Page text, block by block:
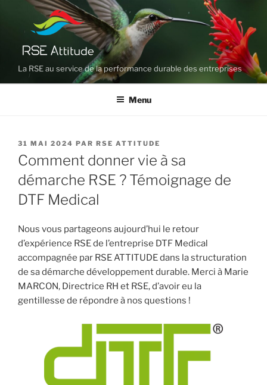
contenu
principal
La RSE au service de la performance durable des entreprises
Menu
PUBLIÉ
LE
31 MAI 2024 PAR RSE ATTITUDE
Comment donner vie à sa
démarche RSE ? Témoignage de
DTF Medical
Nous vous partageons aujourd’hui le retour
d’expérience RSE de l’entreprise DTF Medical
accompagnée par RSE ATTITUDE dans la structuration
de sa démarche développement durable. Merci à Marie
MARCON, Directrice RH et RSE, d’avoir eu la
gentillesse de répondre à nos questions !